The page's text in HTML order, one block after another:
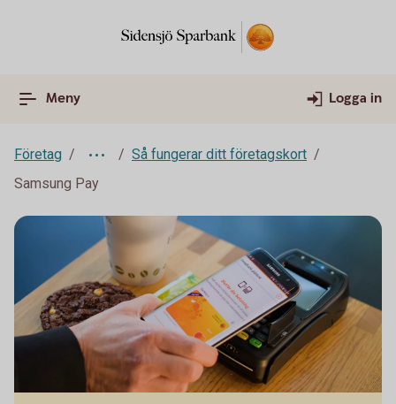
Meny Logga in
Företag
Så fungerar ditt företagskort
Samsung Pay